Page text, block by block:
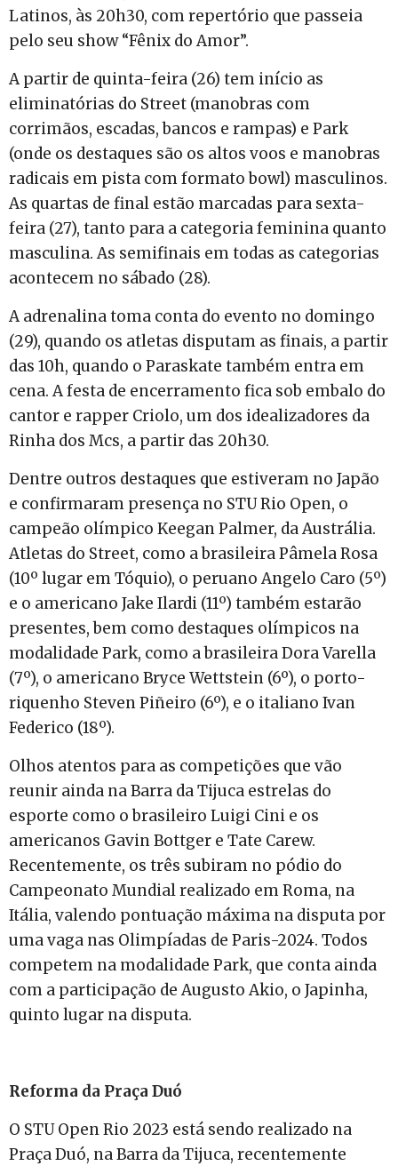
Latinos, às 20h30, com repertório que passeia
pelo seu show “Fênix do Amor”.
A partir de quinta-feira (26) tem início as
eliminatórias do Street (manobras com
corrimãos, escadas, bancos e rampas) e Park
(onde os destaques são os altos voos e manobras
radicais em pista com formato bowl) masculinos.
As quartas de final estão marcadas para sexta-
feira (27), tanto para a categoria feminina quanto
masculina. As semifinais em todas as categorias
acontecem no sábado (28).
A adrenalina toma conta do evento no domingo
(29), quando os atletas disputam as finais, a partir
das 10h, quando o Paraskate também entra em
cena. A festa de encerramento fica sob embalo do
cantor e rapper Criolo, um dos idealizadores da
Rinha dos Mcs, a partir das 20h30.
Dentre outros destaques que estiveram no Japão
e confirmaram presença no STU Rio Open, o
campeão olímpico Keegan Palmer, da Austrália.
Atletas do Street, como a brasileira Pâmela Rosa
(10º lugar em Tóquio), o peruano Angelo Caro (5º)
e o americano Jake Ilardi (11º) também estarão
presentes, bem como destaques olímpicos na
modalidade Park, como a brasileira Dora Varella
(7º), o americano Bryce Wettstein (6º), o porto-
riquenho Steven Piñeiro (6º), e o italiano Ivan
Federico (18º).
Olhos atentos para as competições que vão
reunir ainda na Barra da Tijuca estrelas do
esporte como o brasileiro Luigi Cini e os
americanos Gavin Bottger e Tate Carew.
Recentemente, os três subiram no pódio do
Campeonato Mundial realizado em Roma, na
Itália, valendo pontuação máxima na disputa por
uma vaga nas Olimpíadas de Paris-2024. Todos
competem na modalidade Park, que conta ainda
com a participação de Augusto Akio, o Japinha,
quinto lugar na disputa.
Reforma da Praça Duó
O STU Open Rio 2023 está sendo realizado na
Praça Duó, na Barra da Tijuca, recentemente